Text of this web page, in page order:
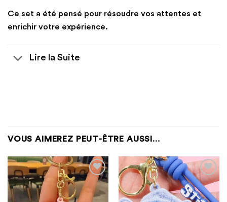
Ce set a été pensé pour résoudre vos attentes et
enrichir votre expérience.
Lire la Suite
VOUS AIMEREZ PEUT-ÊTRE AUSSI…
Ajouter
liste
Ajouter
à la
liste